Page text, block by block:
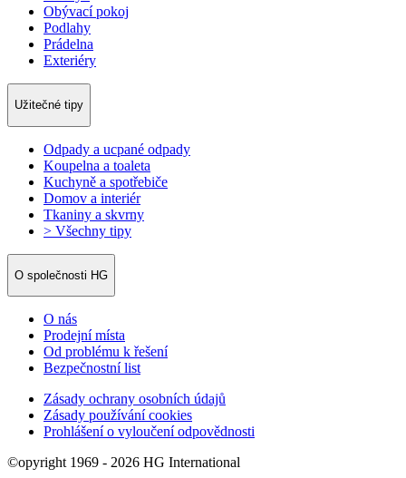
Obývací pokoj
Podlahy
Prádelna
Exteriéry
Užitečné tipy
Odpady a ucpané odpady
Koupelna a toaleta
Kuchyně a spotřebiče
Domov a interiér
Tkaniny a skvrny
> Všechny tipy
O společnosti HG
O nás
Prodejní místa
Od problému k řešení
Bezpečnostní list
Zásady ochrany osobních údajů
Zásady používání cookies
Prohlášení o vyloučení odpovědnosti
©opyright 1969 - 2026 HG International